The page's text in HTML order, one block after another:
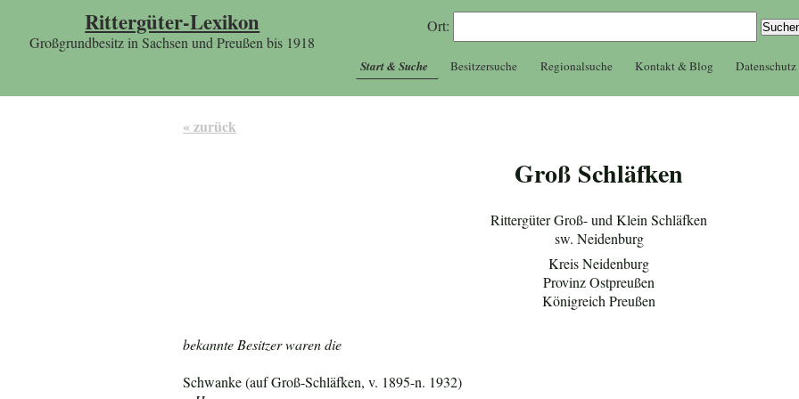
Rittergüter-Lexikon
Großgrundbesitz in Sachsen und Preußen bis 1918
Ort:
Start & Suche Besitzersuche Regionalsuche Kontakt & Blog Datenschutz
« zurück
Groß Schläfken
Rittergüter Groß- und Klein Schläfken
sw. Neidenburg
Kreis Neidenburg
Provinz Ostpreußen
Königreich Preußen
bekannte Besitzer waren die
Schwanke (auf Groß-Schläfken, v. 1895-n. 1932)